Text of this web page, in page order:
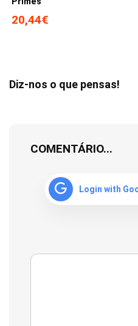
20,44€
Diz-nos o que pensas!
COMENTÁRIO...
Login with